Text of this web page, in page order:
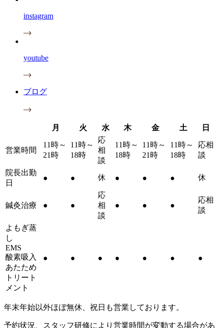
instagram
youtube
ブログ
月 火 水 木 金 土 日
営業時間
11時～
21時
11時～
18時
応
相
談
11時～
18時
11時～
21時
11時～
18時
応相
談
院長出勤
日
● ● 休 ● ● ● 休
鍼灸治療 ● ●
応
相
談
● ● ●
応相
談
よもぎ蒸
し
EMS
酸素吸入
あたため
トリート
メント
● ● ● ● ● ● ●
年末年始以外ほぼ無休、祝日も営業しております。
予約状況、スタッフ研修により営業時間が変動する場合があ